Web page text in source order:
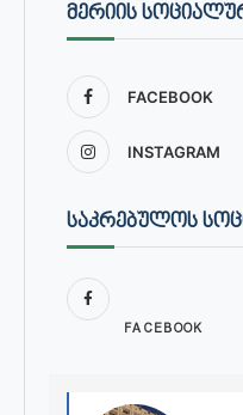
ᲛᲔᲠᲘᲘᲡ
FACEBOOK
INSTAGRAM
ᲡᲐᲙᲠᲔᲑᲣᲚᲝᲡ
FACEBOOK